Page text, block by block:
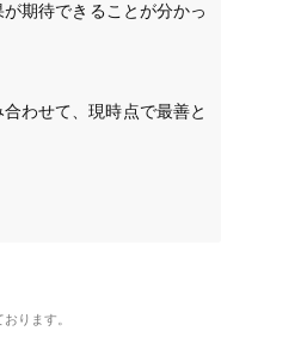
期待できることが分かっ
わせて、現時点で最善と
ります。